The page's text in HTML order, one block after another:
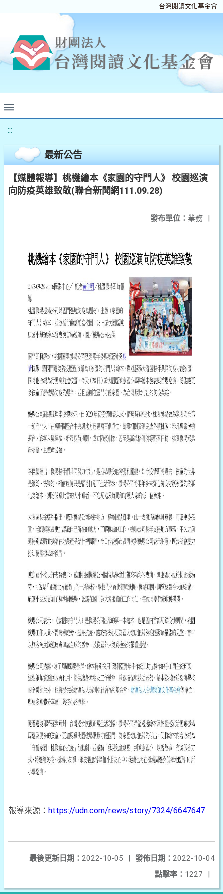
台灣閱讀文化基金會
:::
最新公告
【媒體報導】桃機繪本《家園的守門人》 校園巡演
向防疫英雄致敬(聯合新聞網111.09.28)
發布單位： 業務 |
報導來源： https://udn.com/news/story/7324/6647647
發佈日期： 2022-10-04
最後更新日期： 2022-10-05
|
點擊率： 1227 |